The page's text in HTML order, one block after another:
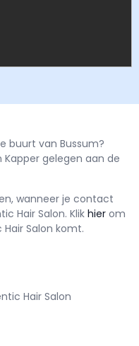
buurt van Bussum?
Kapper gelegen aan de
wanneer je contact
Hair Salon. Klik hier om
Hair Salon komt.
Hair Salon